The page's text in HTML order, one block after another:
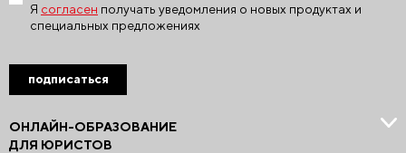
ОНЛАЙН-ОБРАЗОВАНИЕ
ДЛЯ ЮРИСТОВ
Я согласен получать уведомления о новых продуктах и
специальных предложениях
подписаться